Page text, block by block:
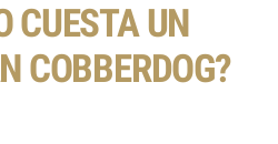
CUESTA UN
COBBERDOG?